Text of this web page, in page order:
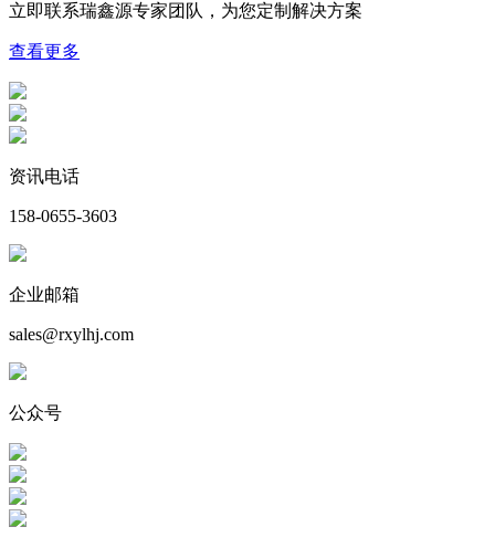
立即联系瑞鑫源专家团队，为您定制 解决方案
查看更多
资讯电话
158-0655-3603
企业邮箱
sales@rxylhj.com
公众号